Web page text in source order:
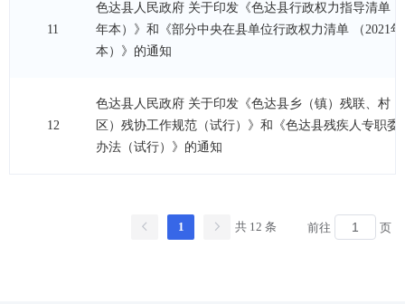
11
色达县人民政府 关于印发《色达县行政权力指导清单（
年本）》和《部分中央在县单位行政权力清单 （2021年
本）》的通知
12
色达县人民政府 关于印发《色达县乡（镇）残联、村
区）残协工作规范（试行）》和《色达县残疾人专职委
办法（试行）》的通知
1 共 12 条 前往 页